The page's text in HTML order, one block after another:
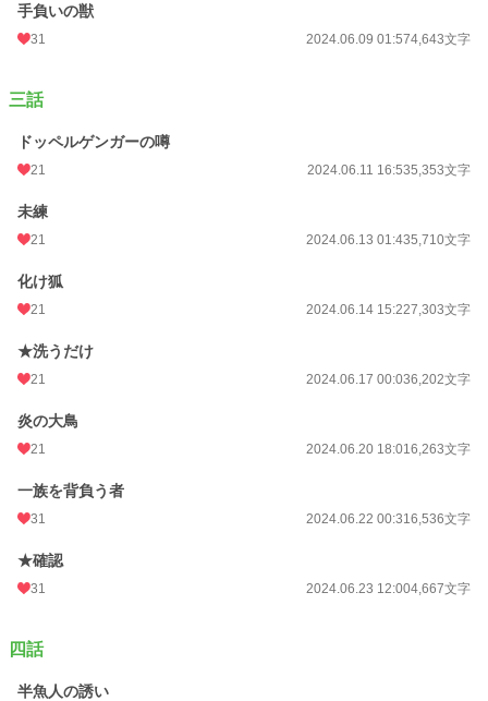
手負いの獣
31 2024.06.09 01:574,643文字
三話
ドッペルゲンガーの噂
21 2024.06.11 16:535,353文字
未練
21 2024.06.13 01:435,710文字
化け狐
21 2024.06.14 15:227,303文字
★洗うだけ
21 2024.06.17 00:036,202文字
炎の大鳥
21 2024.06.20 18:016,263文字
一族を背負う者
31 2024.06.22 00:316,536文字
★確認
31 2024.06.23 12:004,667文字
四話
半魚人の誘い